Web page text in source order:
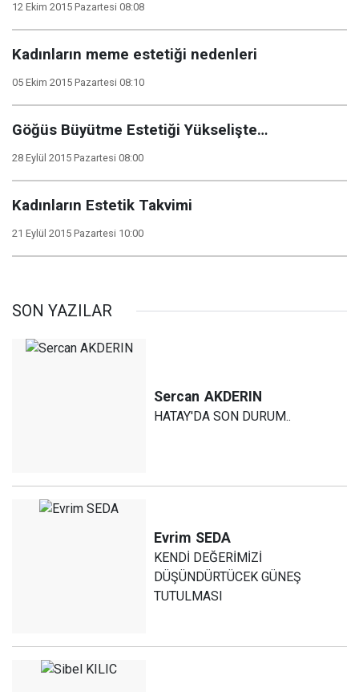
12 Ekim 2015 Pazartesi 08:08
Kadınların meme estetiği nedenleri
05 Ekim 2015 Pazartesi 08:10
Göğüs Büyütme Estetiği Yükselişte…
28 Eylül 2015 Pazartesi 08:00
Kadınların Estetik Takvimi
21 Eylül 2015 Pazartesi 10:00
SON YAZILAR
Sercan AKDERIN
HATAY'DA SON DURUM..
Evrim SEDA
KENDİ DEĞERİMİZİ
DÜŞÜNDÜRTÜCEK GÜNEŞ
TUTULMASI